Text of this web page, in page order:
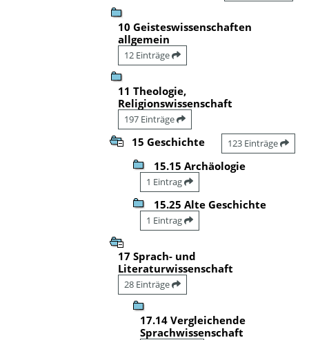
10 Geisteswissenschaften
allgemein
12 Einträge
11 Theologie,
Religionswissenschaft
197 Einträge
15 Geschichte 123 Einträge
15.15 Archäologie
1 Eintrag
15.25 Alte Geschichte
1 Eintrag
17 Sprach- und
Literaturwissenschaft
28 Einträge
17.14 Vergleichende
Sprachwissenschaft